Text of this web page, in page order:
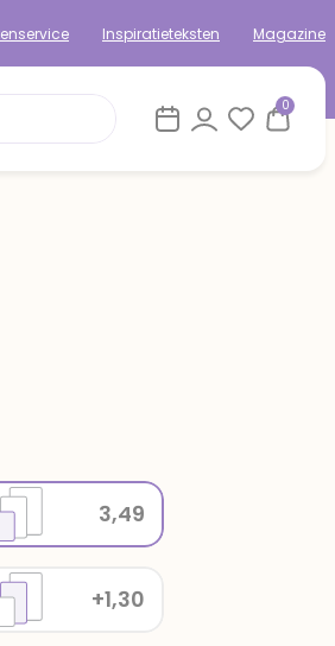
Inspiratieteksten Magazine
0
+1,30
3,49